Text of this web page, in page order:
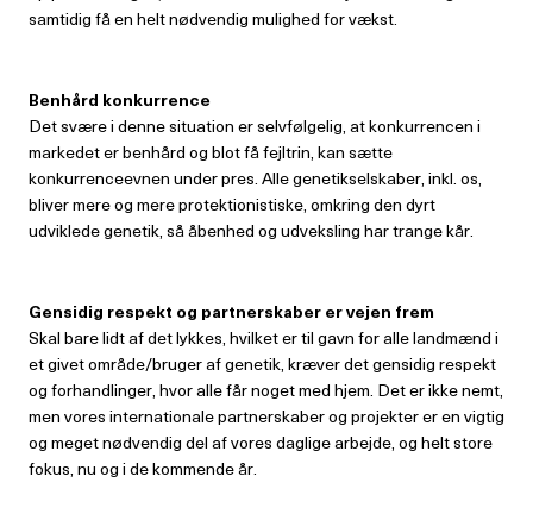
samtidig få en helt nødvendig mulighed for vækst.
Benhård konkurrence
Det svære i denne situation er selvfølgelig, at konkurrencen i
markedet er benhård og blot få fejltrin, kan sætte
konkurrenceevnen under pres. Alle genetikselskaber, inkl. os,
bliver mere og mere protektionistiske, omkring den dyrt
udviklede genetik, så åbenhed og udveksling har trange kår.
Gensidig respekt og partnerskaber er vejen frem
Skal bare lidt af det lykkes, hvilket er til gavn for alle landmænd i
et givet område/bruger af genetik, kræver det gensidig respekt
og forhandlinger, hvor alle får noget med hjem. Det er ikke nemt,
men vores internationale partnerskaber og projekter er en vigtig
og meget nødvendig del af vores daglige arbejde, og helt store
fokus, nu og i de kommende år.